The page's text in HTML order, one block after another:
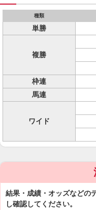
種類
単勝
複勝
枠連
馬連
ワイド
結果・成績・オッズなどの
し確認してください。